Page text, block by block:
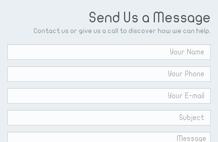
Send Us a Message
Contact us or give us a call to discover how we can help.